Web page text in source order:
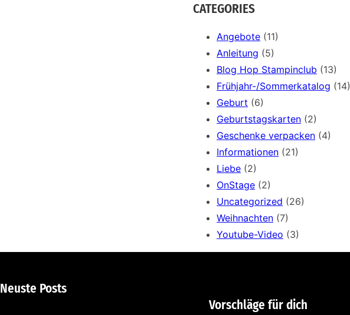
a
r
CATEGORIES
Angebote (11)
Anleitung (5)
Blog Hop Stampinclub (13)
Frühjahr-/Sommerkatalog (14)
Geburt (6)
Geburtstagskarten (2)
Geschenke verpacken (4)
Informationen (21)
Liebe (2)
OnStage (2)
Uncategorized (26)
Weihnachten (7)
Youtube-Video (3)
Neuste Posts
Vorschläge für dich